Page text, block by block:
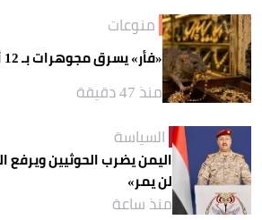
منوعات
«فأر» يسرق مجوهرات بـ 12 ألف دولار!
منذ 47 دقيقة
السياسة
اليمن يضرب الحوثيين ويرفع
لن يمر»
منذ ساعة